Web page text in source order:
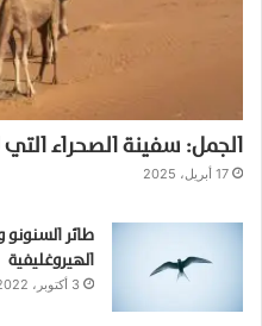
الجمل: سفينة الصحراء التي
17 أبريل، 2025
طائر السنونو
الهيروغليفية
3 أكتوبر، 2022